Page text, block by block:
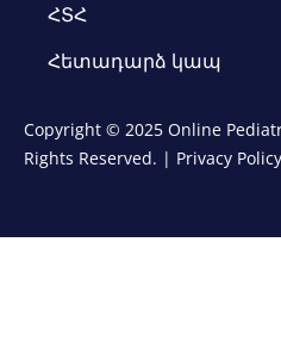
ՀՏՀ
Հետադարձ կապ
Copyright © 2025 Online
Rights Reserved. | Privacy Policy